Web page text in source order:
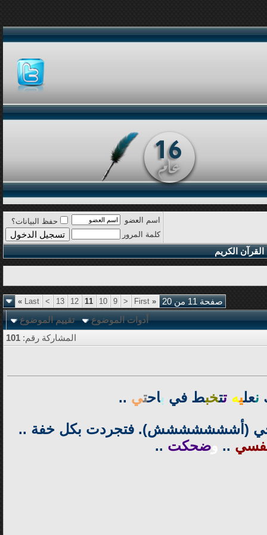
اسم العضو
حفظ البيانات؟
كلمة المرور
القرآن الكريم
صفحة 11 من 20 «
<
9
10
11
12
13
>
Last
»
أدوات الموضوع
تقييم الموضوع
المشاركة رقم: 101
نعليهتتخبط في باحتي ..
(أششششششش). فتجردت بكل خفة ..
.. وضحكت ..